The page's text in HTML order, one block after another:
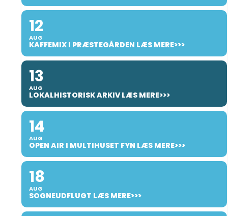
12
AUG
KAFFEMIX I PRÆSTEGÅRDEN LÆS MERE>>>
13
AUG
LOKALHISTORISK ARKIV LÆS MERE>>>
14
AUG
OPEN AIR I MULTIHUSET FYN LÆS MERE>>>
18
AUG
SOGNEUDFLUGT LÆS MERE>>>